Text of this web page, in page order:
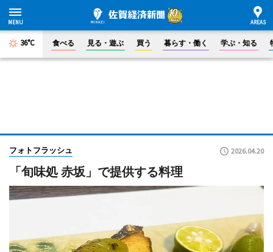
36°C 食べる 見る・遊ぶ 買う 暮らす・働く 学ぶ・知る
フォトフラッシュ 2026.04.20
「旬味処 赤坂」で提供する料理